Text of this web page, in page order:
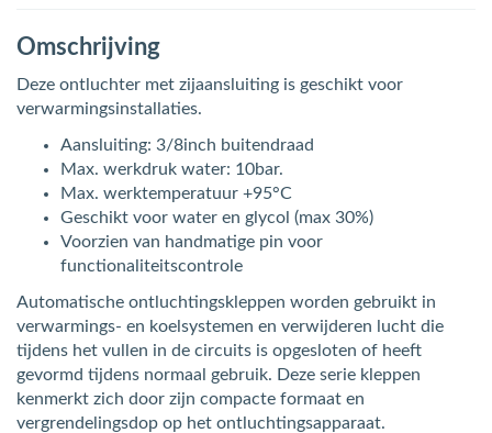
Omschrijving
Deze ontluchter met zijaansluiting is geschikt voor
verwarmingsinstallaties.
Aansluiting: 3/8inch buitendraad
Max. werkdruk water: 10bar.
Max. werktemperatuur +95°C
Geschikt voor water en glycol (max 30%)
Voorzien van handmatige pin voor
functionaliteitscontrole
Automatische ontluchtingskleppen worden gebruikt in
verwarmings- en koelsystemen en verwijderen lucht die
tijdens het vullen in de circuits is opgesloten of heeft
gevormd tijdens normaal gebruik. Deze serie kleppen
kenmerkt zich door zijn compacte formaat en
vergrendelingsdop op het ontluchtingsapparaat.